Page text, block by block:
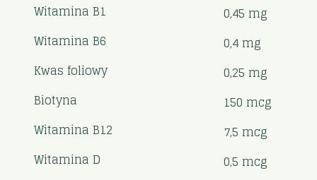
Witamina B1
Witamina B6
Kwas foliowy
Biotyna
Witamina B12
Witamina D
0,45 mg
0,4 mg
0,25 mg
150 mcg
7,5 mcg
0,5 mcg